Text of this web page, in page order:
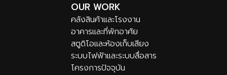
OUR WORK
คลังสินค้าและโรงงาน
อาคารและที่พักอาศัย
สตูดิโอและห้องเก็บเสียง
ระบบไฟฟ้าและระบบสื่อสาร
โครงการปัจจุบัน